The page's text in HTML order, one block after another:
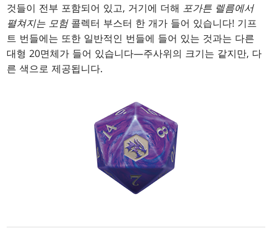
것들이 전부 포함되어 있고, 거기에 더해 포가튼 렐름에서
펼쳐지는 모험콜렉터 부스터 한 개가 들어 있습니다! 기프
트 번들에는 또한 일반적인 번들에 들어 있는 것과는 다른
대형 20면체가 들어 있습니다—주사위의 크기는 같지만, 다
른 색으로 제공됩니다.